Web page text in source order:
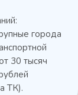
города
30 тысяч
ТК).